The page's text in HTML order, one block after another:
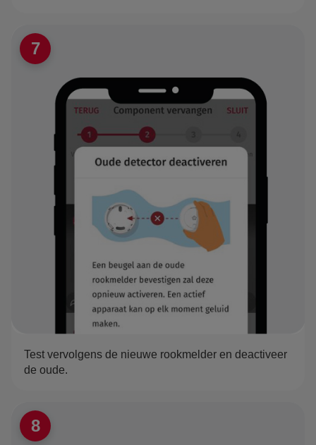
7
Test vervolgens de nieuwe rookmelder en deactiveer
de oude.
8